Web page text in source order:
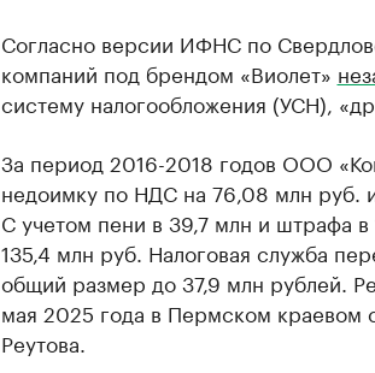
Согласно версии ИФНС по
компаний под брендом «Виолет»
систему налогообложения (УСН),
За период 2016-2018 годов ООО
недоимку по НДС на 76,08 млн руб.
С учетом пени в 39,7 млн и штрафа
135,4 млн руб. Налоговая служба
общий размер до 37,9 млн рублей.
мая 2025 года в Пермском краевом
Реутова.